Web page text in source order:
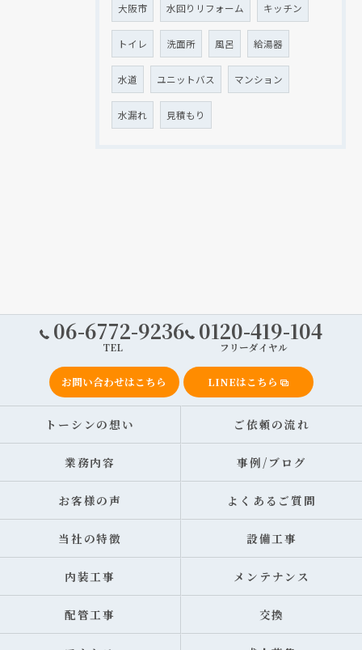
大阪市 水回りリフォーム キッチン
トイレ 洗面所 風呂 給湯器
水道 ユニットバス マンション
水漏れ 見積もり
06-6772-9236
TEL
0120-419-104
フリーダイヤル
お問い合わせはこちら LINEはこちら
トーシンの想い ご依頼の流れ
業務内容 事例/ブログ
お客様の声 よくあるご質問
当社の特徴 設備工事
内装工事 メンテナンス
配管工事 交換